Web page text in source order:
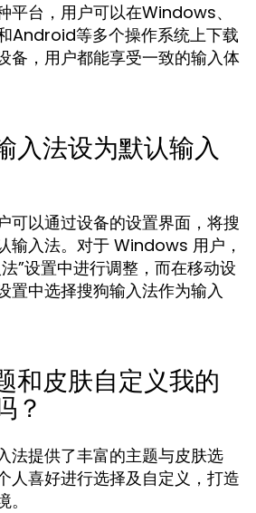
平台，用户可以在Windows、
Android等多个操作系统上下载
备，用户都能享受一致的输入体
入法设为默认输入
可以通过设备的设置界面，将搜
输入法。对于 Windows 用户，
”设置中进行调整，而在移动设
置中选择搜狗输入法作为输入
和皮肤自定义我的
？
法提供了丰富的主题与皮肤选
人喜好进行选择及自定义，打造